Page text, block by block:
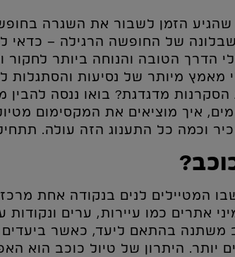
שהגיע הזמן לשבור את השגרה
של החופשה הרגילה – כדאי
הדרך הטובה והנוחה ביותר לחקור
מאמץ מיותר של נסיעות והסתגלות
מדגדגת? בואו ננסה להבין
איך מוציאים את המקסימום
וכמה כל התענוג הזה עולה.
המטיילים לנים בנקודה אחת
אתרים כמו עיירות, ערים ונקודות
משתנה בהתאם ליעד, כאשר
יותר. היתרון של טיול כוכב הוא